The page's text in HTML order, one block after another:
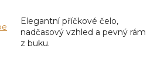
Elegantní příčkové čelo,
nadčasový vzhled a pevný rám
z buku.